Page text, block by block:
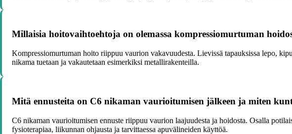
Millaisia hoitovaihtoehtoja on olemassa kompressiomurtuman
Kompressiomurtuman hoito riippuu vaurion vakavuudesta. Lievissä tapauksissa lepo,
nikama tuetaan ja vakautetaan esimerkiksi metallirakenteilla.
Mitä ennusteita on C6 nikaman vaurioitumisen jälkeen ja miten
C6 nikaman vaurioitumisen ennuste riippuu vaurion laajuudesta ja hoidosta. Osalla
fysioterapiaa, liikunnan ohjausta ja tarvittaessa apuvälineiden käyttöä.